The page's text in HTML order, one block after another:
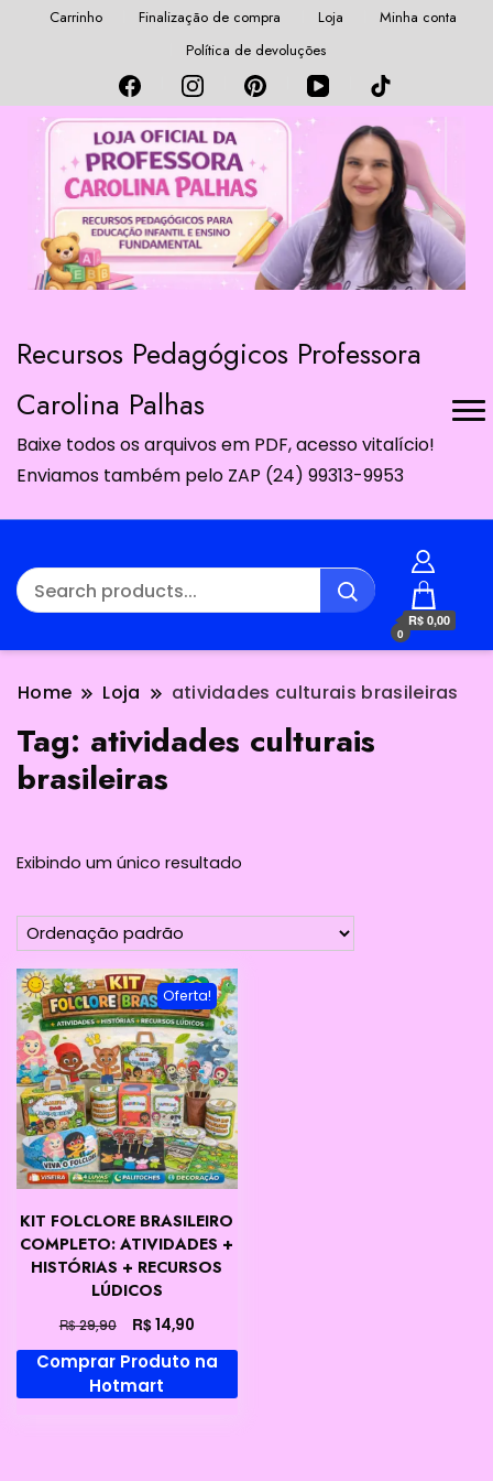
Carrinho Finalização de compra Loja
Minha conta
Política de devoluções
Recursos Pedagógicos Professora
Carolina Palhas
Baixe todos os arquivos em PDF, acesso vitalício!
Enviamos também pelo ZAP (24) 99313-9953
0
R$ 0,00
Home Loja atividades culturais brasileiras
Tag: atividades culturais
brasileiras
Exibindo um único resultado
Oferta!
KIT FOLCLORE BRASILEIRO
COMPLETO: ATIVIDADES +
HISTÓRIAS + RECURSOS
LÚDICOS
R$29,90
preço
original
era:
R$14,90O
preço
atual
Comprar Produto na
Hotmart